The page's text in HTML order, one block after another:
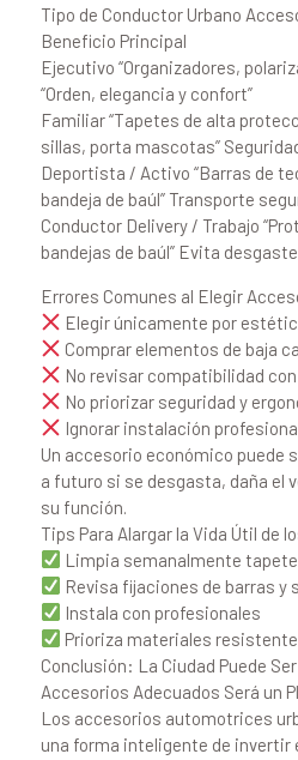
Tipo de Conductor Urbano
Beneficio Principal
Ejecutivo “Organizadores,
“Orden, elegancia y confort”
Familiar “Tapetes de alta
sillas, porta mascotas”
Deportista / Activo “Barras de
bandeja de baúl” Transporte
Conductor Delivery / Trabajo
bandejas de baúl” Evita
Errores Comunes al Elegir
Elegir únicamente por
Comprar elementos de baja
No revisar compatibilidad
No priorizar seguridad y
Ignorar instalación
Un accesorio económico puede
a futuro si se desgasta, daña el
su función.
Tips Para Alargar la Vida Útil de
Limpia semanalmente
Revisa fijaciones de barras y
Instala con profesionales
Prioriza materiales
Conclusión: La Ciudad Puede
Accesorios Adecuados Será un
Los accesorios automotrices
una forma inteligente de invertir